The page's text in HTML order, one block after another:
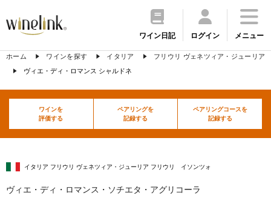
ワイン日記 ログイン メニュー
ホーム ワインを探す イタリア
フリウリ ヴェネツィア・ジューリア
ヴィエ・ディ・ロマンス シャルドネ
ワインを
評価する
ペアリングを
記録する
ペアリングコースを
記録する
イタリア フリウリ ヴェネツィア・ジューリア フリウリ イソンツォ
ヴィエ・ディ・ロマンス・ソチエタ・アグリコーラ